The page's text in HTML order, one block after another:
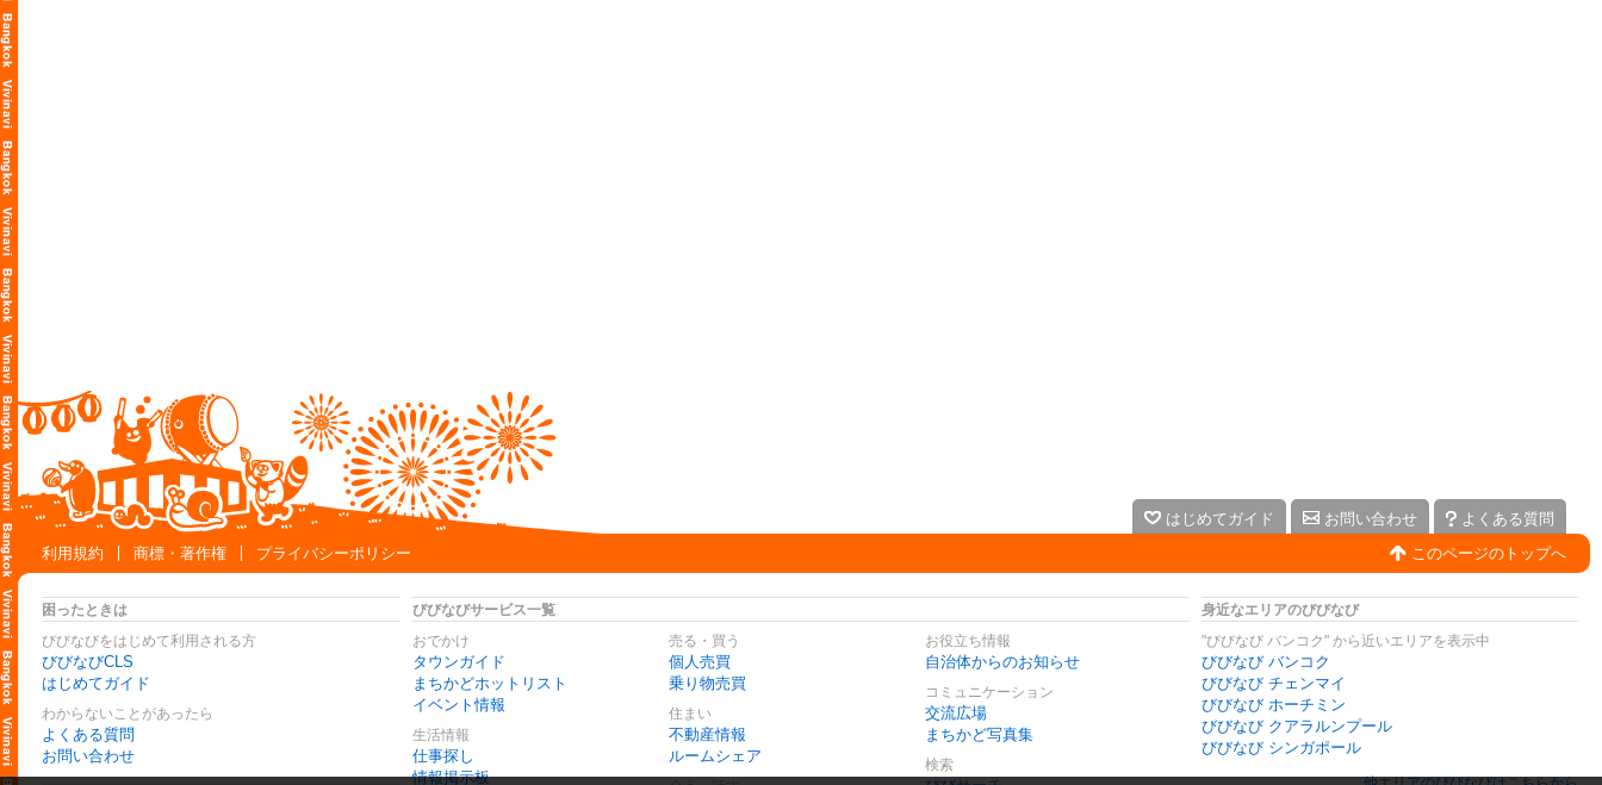
はじめてガイド お問い合わせ
よくある質問
利用規約
商標・著作権 プライバシーポリシー このページのトップへ
困ったときは
びびなびをはじめて利用される方
びびなびCLS
はじめてガイド
わからないことがあったら
よくある質問
お問い合わせ
びびなびサービス一覧
おでかけ
タウンガイド
まちかどホットリスト
イベント情報
生活情報
仕事探し
情報掲示板
売る・買う
個人売買
乗り物売買
住まい
不動産情報
ルームシェア
お役立ち情報
自治体からのお知らせ
コミュニケーション
交流広場
まちかど写真集
検索
身近なエリアのびびなび
"びびなび バンコク" から近いエリアを表示中
びびなび バンコク
びびなび チェンマイ
びびなび ホーチミン
びびなび クアラルンプール
びびなび シンガポール